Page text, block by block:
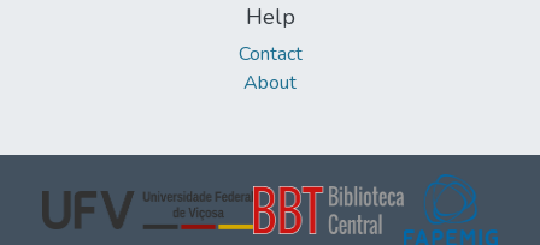
Help
Contact
About